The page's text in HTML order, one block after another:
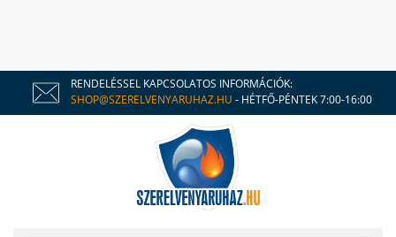
RENDELÉSSEL KAPCSOLATOS INFORMÁCIÓK:
SHOP@SZERELVENYARUHAZ.HU - HÉTFŐ-PÉNTEK 7:00-16:00